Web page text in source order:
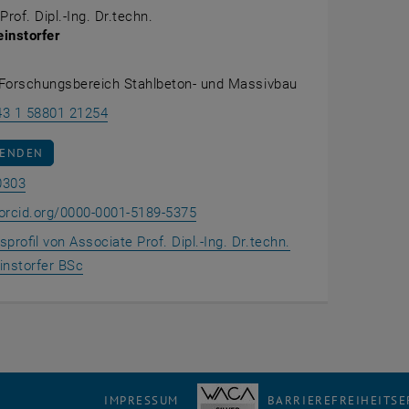
Dipl.-Ing. Dr.techn.
Stahlbeton- und Massivbau
1 58801 21254Philipp Preinstorfer anrufen
PHILIPP PREINSTORFER SENDEN
Raum AE0303 auf der Karte anzeigen , öffnet eine externe
0000-0001-5189-5375ORCID iD von Associate Prof.
, öffnet eine externe URL in
von Associate Prof. Dipl.-Ing. Dr.techn.
BSc
IMPRESSUM